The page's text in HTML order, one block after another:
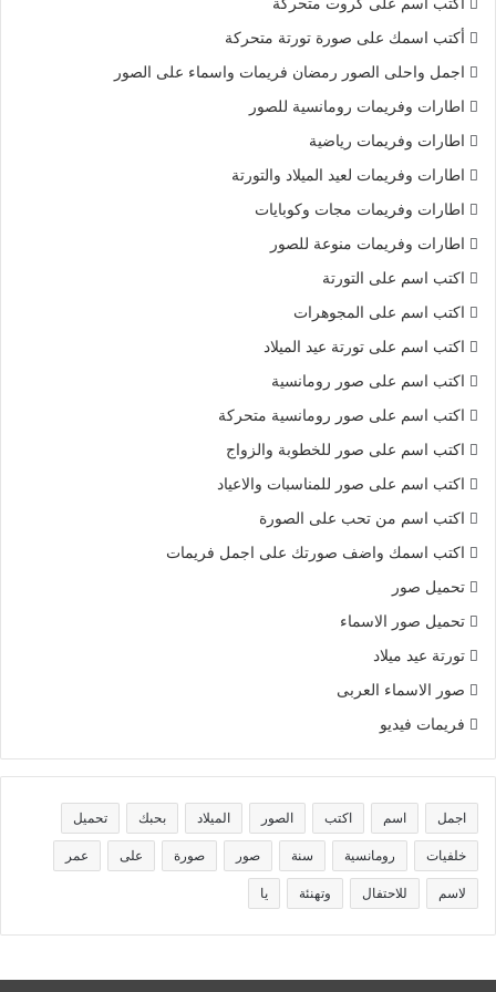
أكتب اسمك على صورة تورتة متحركة
اجمل واحلى الصور رمضان فريمات واسماء على الصور
اطارات وفريمات رومانسية للصور
اطارات وفريمات رياضية
اطارات وفريمات لعيد الميلاد والتورتة
اطارات وفريمات مجات وكوبايات
اطارات وفريمات منوعة للصور
اكتب اسم على التورتة
اكتب اسم على المجوهرات
اكتب اسم على تورتة عيد الميلاد
اكتب اسم على صور رومانسية
اكتب اسم على صور رومانسية متحركة
اكتب اسم على صور للخطوبة والزواج
اكتب اسم على صور للمناسبات والاعياد
اكتب اسم من تحب على الصورة
اكتب اسمك واضف صورتك على اجمل فريمات
تحميل صور
تحميل صور الاسماء
تورتة عيد ميلاد
صور الاسماء العربى
فريمات فيديو
اجمل اسم اكتب الصور الميلاد بحبك تحميل
خلفيات رومانسية سنة صور صورة على عمر
لاسم للاحتفال وتهنئة يا